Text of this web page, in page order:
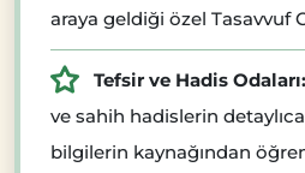
araya geldiği özel Tasavvuf
Tefsir ve Hadis Odaları:
ve sahih hadislerin detaylıca
bilgilerin kaynağından